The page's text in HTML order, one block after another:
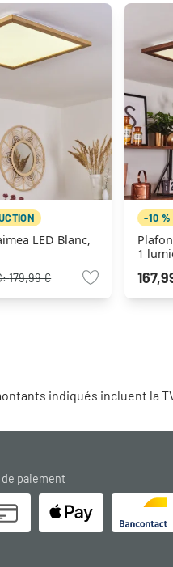
LED Blanc,
179,99 €
-10 %
1
indiqués incluent la
de paiement